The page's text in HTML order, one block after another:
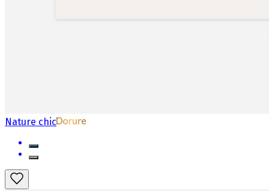
Nature chic